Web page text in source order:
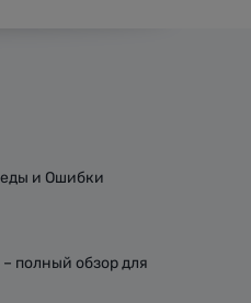
и Ошибки
полный обзор для